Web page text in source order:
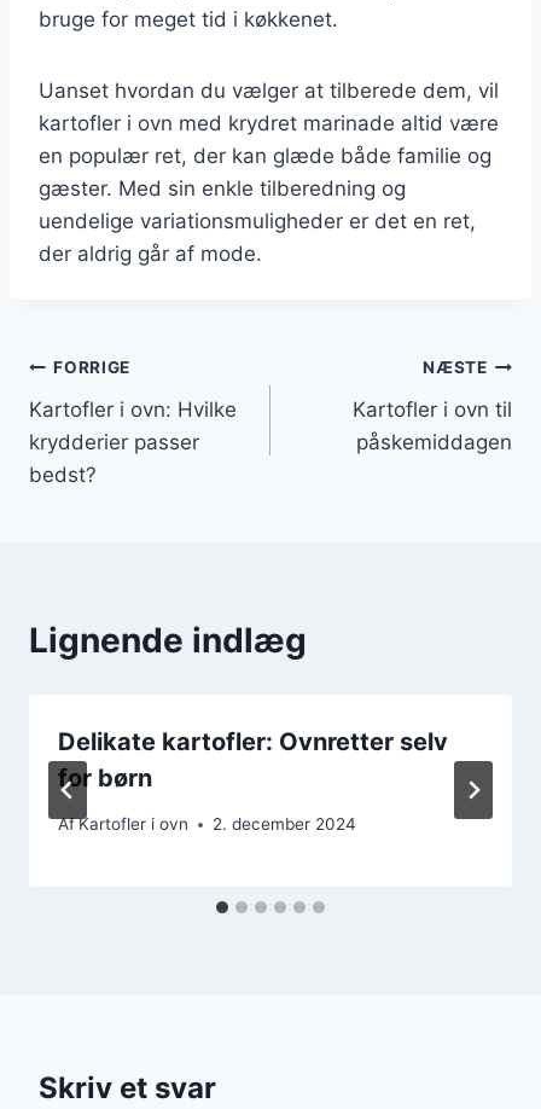
bruge for meget tid i køkkenet.
Uanset hvordan du vælger at tilberede dem, vil
kartofler i ovn med krydret marinade altid være
en populær ret, der kan glæde både familie og
gæster. Med sin enkle tilberedning og
uendelige variationsmuligheder er det en ret,
der aldrig går af mode.
Indlægsnavigation
FORRIGE
Kartofler i ovn: Hvilke
krydderier passer
bedst?
NÆSTE
Kartofler i ovn til
påskemiddagen
Lignende indlæg
Delikate kartofler: Ovnretter selv
for børn
AfKartofler i ovn 2. december 2024
Skriv et svar